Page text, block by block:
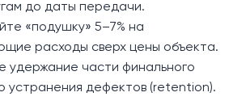
до даты передачи.
«подушку» 5–7% на
расходы сверх цены объекта.
удержание части финального
устранения дефектов (retention).